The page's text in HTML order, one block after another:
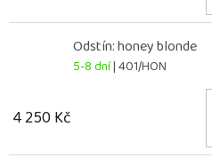
Odstín: honey blonde
5-8 dní| 401/HON
4 250 Kč